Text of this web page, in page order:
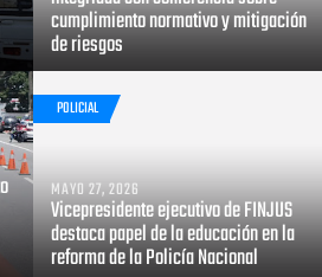
cumplimiento normativo y mitigación
de riesgos
POLICIAL
MAYO 27, 2026
Vicepresidente ejecutivo de FINJUS
destaca papel de la educación en la
reforma de la Policía Nacional